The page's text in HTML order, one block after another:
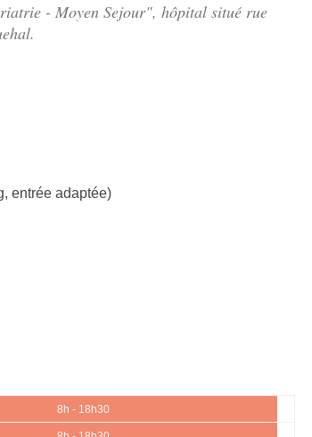
- Moyen Sejour", hôpital situé rue
entrée adaptée)
8h - 18h30